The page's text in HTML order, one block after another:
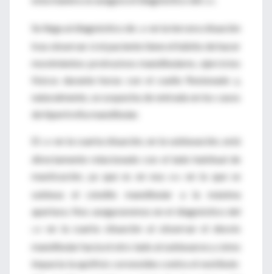
Se llega al diagnóstico de
en la tercera situación
tras observar si el paciente tiene el hábito de hacer
movimientos protrusivos mandibulares, ejercicios
físicos durante horas con el cuello flexionado y,
naturalmente, se sospecha de entrada en los casos
de hipertrofia mandibular.
en la cuarta situación, en la subluxación, está
directamente relacionado con el lado habitual de
masticación, ya que es en esa
en la que se
subluxa el cóndilo mandibular a la máxima
apertura. Nos aseguraremos en el diagnóstico del
en la cuarta situación al observar el desvío
mandibular hacia el otro lado al subluxarse y cómo
impacta la apófisis coronoides contra el vestíbulo